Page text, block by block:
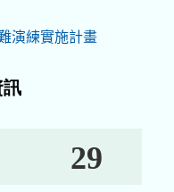
演練實施計畫